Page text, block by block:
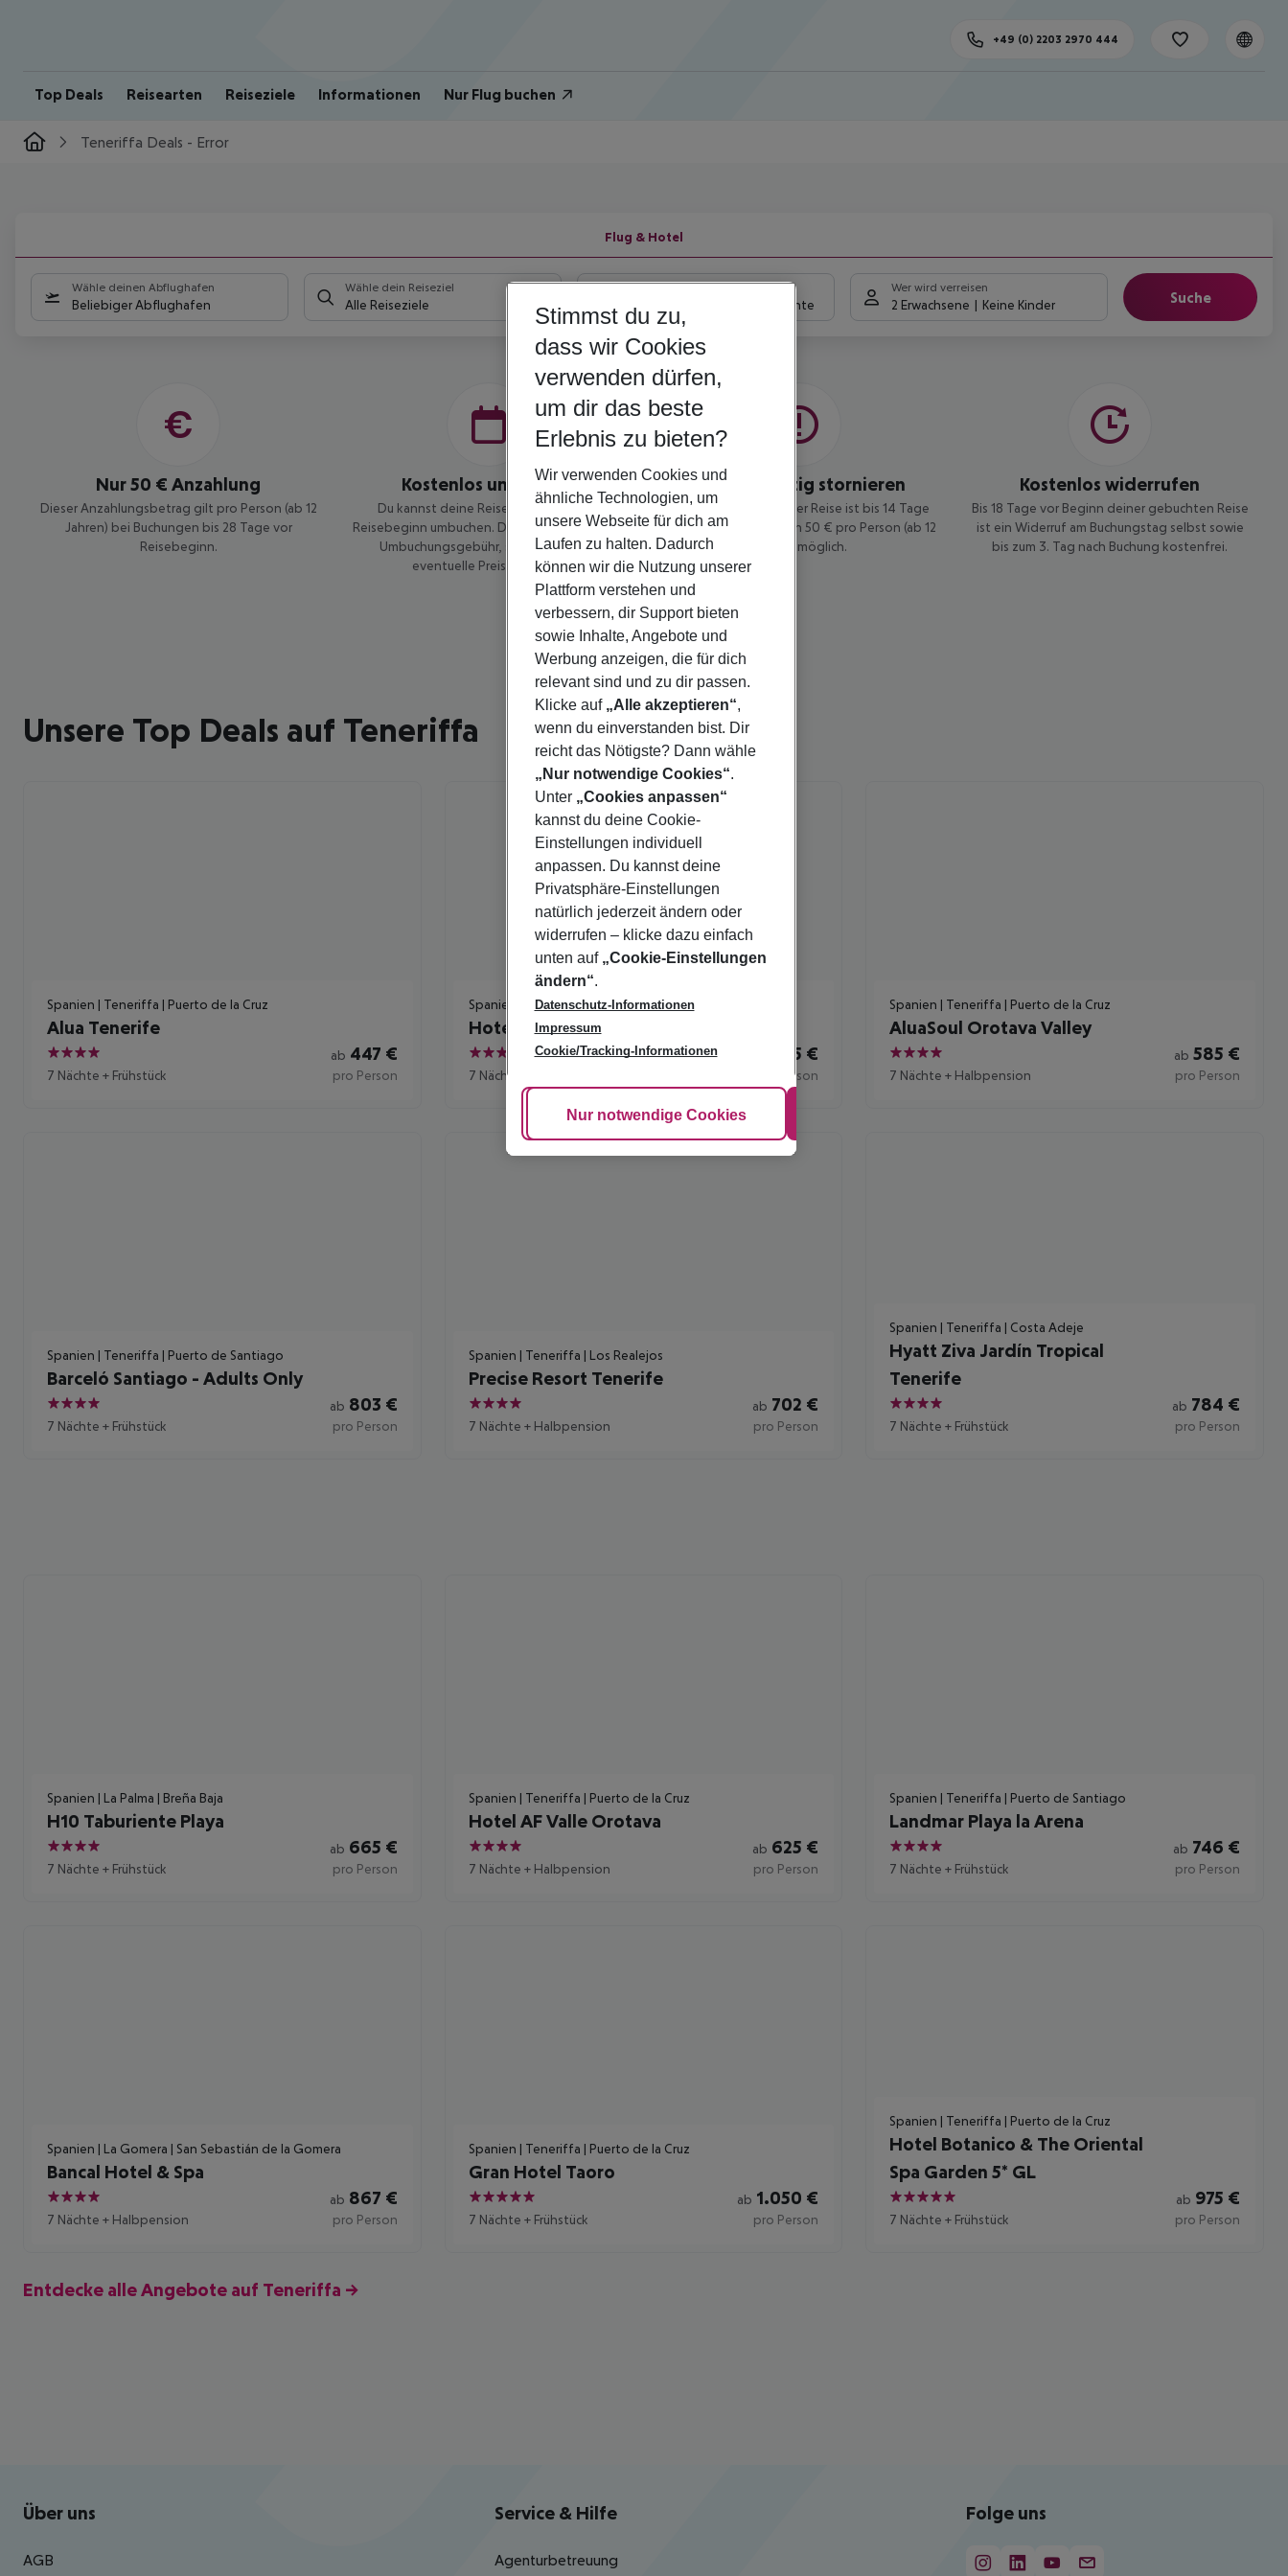
Top Deals Reisearten Reiseziele Informationen Nur Flug buchen
+49 (0) 2203 2970 444
Teneriffa Deals - Error
TRAUMURLAUB
AUF
schönsten Flug &
die Kanaren pauschal
entspannt
Flug & Hotel
Wähle deinen Abflughafen
Beliebiger Abflughafen
Wähle dein Reiseziel
Alle Reiseziele
Wähle deinen Reisezeitraum
09.08.26 5-8 Nächte
Wer wird verreisen
2 Erwachsene Keine Kinder Suche
Nur 50 € Anzahlung
Dieser Anzahlungsbetrag gilt pro Person (ab 12
Jahren) bei Buchungen bis 28 Tage vor
Reisebeginn.
Kostenlos umbuchen
Du kannst deine Reise bis 14 Tage vor
Reisebeginn umbuchen. Dabei zahlst du keine
Umbuchungsgebühr, sondern nur die
eventuelle Preisdifferenz.
Kostengünstig stornieren
Eine Stornierung deiner Reise ist bis 14 Tage
vor Reisebeginn gegen 50 € pro Person (ab 12
Jahren) möglich.
Kostenlos widerrufen
Bis 18 Tage vor Beginn deiner gebuchten Reise
ist ein Widerruf am Buchungstag selbst sowie
bis zum 3. Tag nach Buchung kostenfrei.
Unsere Top Deals auf Teneriffa
Spanien | Teneriffa | Puerto de la Cruz
Alua Tenerife
4
7 Nächte + Frühstück
ab 447 €
pro Person
Spanien | Teneriffa | Puerto de la Cruz
Hotel Puerto Palace
4
7 Nächte
545 €
pro Person
Spanien | Teneriffa | Puerto de la Cruz
AluaSoul Orotava Valley
4
7 Nächte + Halbpension
ab 585 €
pro Person
Spanien | Teneriffa | Puerto de Santiago
Barceló Santiago - Adults Only
4
7 Nächte + Frühstück
ab 803 €
pro Person
Spanien | Teneriffa | Los Realejos
Precise Resort Tenerife
4
7 Nächte + Halbpension
ab 702 €
pro Person
Spanien | Teneriffa | Costa Adeje
Hyatt Ziva Jardín Tropical
Tenerife
4
7 Nächte + Frühstück
ab 784 €
pro Person
Spanien | La Palma | Breña Baja
H10 Taburiente Playa
4
7 Nächte + Frühstück
ab 665 €
pro Person
Spanien | Teneriffa | Puerto de la Cruz
Hotel AF Valle Orotava
4
7 Nächte + Halbpension
ab 625 €
pro Person
Spanien | Teneriffa | Puerto de Santiago
Landmar Playa la Arena
4
7 Nächte + Frühstück
ab 746 €
pro Person
Spanien | La Gomera | San Sebastián de la Gomera
Bancal Hotel & Spa
4
7 Nächte + Halbpension
ab 867 €
pro Person
Spanien | Teneriffa | Puerto de la Cruz
Gran Hotel Taoro
5
7 Nächte + Frühstück
ab 1.050 €
pro Person
Spanien | Teneriffa | Puerto de la Cruz
Hotel Botanico & The Oriental
Spa Garden 5* GL
5
7 Nächte + Frühstück
ab 975 €
pro Person
Entdecke alle Angebote auf Teneriffa →
Footer navigation
Über uns
AGB
Service & Hilfe
Agenturbetreuung
Folge uns
Stimmst du zu,
dass wir Cookies
verwenden dürfen,
um dir das beste
Erlebnis zu bieten?
Wir verwenden Cookies und
ähnliche Technologien, um
unsere Webseite für dich am
Laufen zu halten. Dadurch
können wir die Nutzung unserer
Plattform verstehen und
verbessern, dir Support bieten
sowie Inhalte, Angebote und
Werbung anzeigen, die für dich
relevant sind und zu dir passen.
Klicke auf „Alle akzeptieren“,
wenn du einverstanden bist. Dir
reicht das Nötigste? Dann wähle
„Nur notwendige Cookies“.
Unter „Cookies anpassen“
kannst du deine Cookie-
Einstellungen individuell
anpassen. Du kannst deine
Privatsphäre-Einstellungen
natürlich jederzeit ändern oder
widerrufen – klicke dazu einfach
unten auf „Cookie-Einstellungen
ändern“.
Datenschutz-Informationen
Impressum
Cookie/Tracking-Informationen
Cookie anpassen
Nur notwendige Cookies